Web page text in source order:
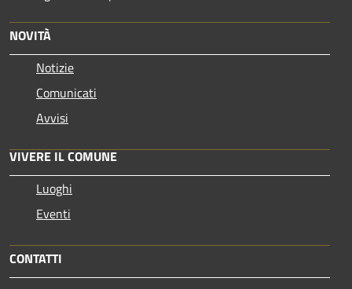
NOVITÀ
Notizie
Comunicati
Avvisi
VIVERE IL COMUNE
Luoghi
Eventi
CONTATTI